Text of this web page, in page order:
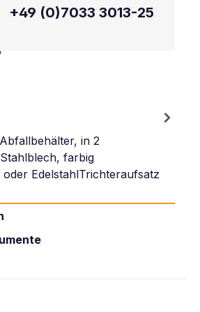
+49 (0)7033 3013-25
in 2
farbig
EdelstahlTrichteraufsatz